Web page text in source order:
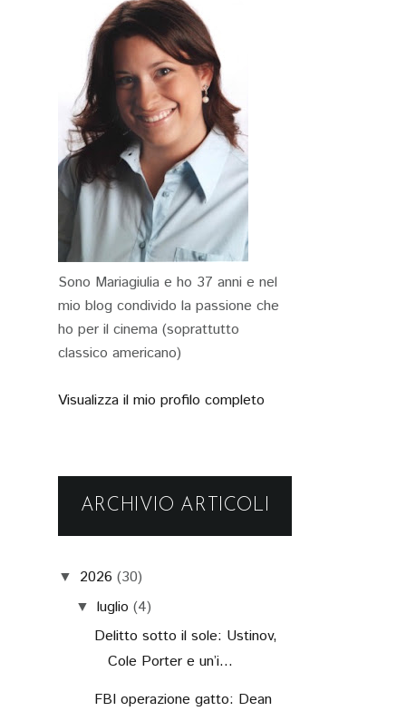
Sono Mariagiulia e ho 37 anni e nel
mio blog condivido la passione che
ho per il cinema (soprattutto
classico americano)
Visualizza il mio profilo completo
ARCHIVIO ARTICOLI
▼ 2026 (30)
▼ luglio (4)
Delitto sotto il sole: Ustinov,
Cole Porter e un’i...
FBI operazione gatto: Dean